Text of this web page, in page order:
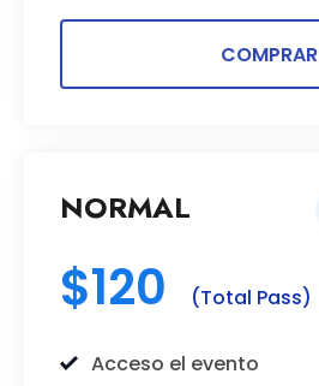
COMPRAR
NORMAL
$120 (Total Pass)
Acceso el evento